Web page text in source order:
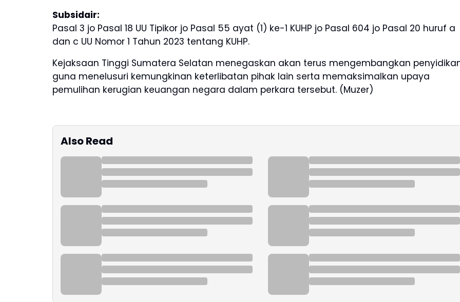
Subsidair:
Pasal 3 jo Pasal 18 UU Tipikor jo Pasal 55 ayat (1) ke-1 KUHP jo Pasal 604 jo Pasal 20 huruf a
dan c UU Nomor 1 Tahun 2023 tentang KUHP.
Kejaksaan Tinggi Sumatera Selatan menegaskan akan terus mengembangkan
guna menelusuri kemungkinan keterlibatan pihak lain serta memaksimalkan upaya
pemulihan kerugian keuangan negara dalam perkara tersebut. (Muzer)
Also Read